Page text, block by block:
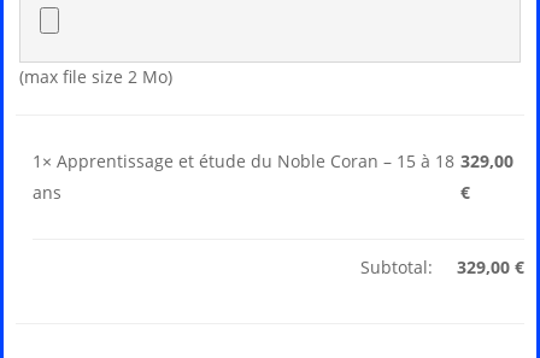
(max file size 2 Mo)
1× Apprentissage et étude du Noble Coran – 15 à 18
ans
329,00
€
Subtotal: 329,00 €